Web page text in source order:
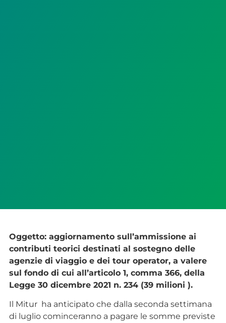
Oggetto: aggiornamento sull’ammissione ai
contributi teorici destinati al sostegno delle
agenzie di viaggio e dei tour operator, a valere
sul fondo di cui all’articolo 1, comma 366, della
Legge 30 dicembre 2021 n. 234 (39 milioni ).
Il Mitur ha anticipato che dalla seconda settimana
di luglio cominceranno a pagare le somme previste